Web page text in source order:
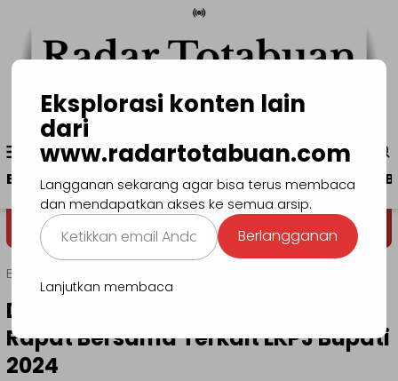
konten
Menu
Mobile
www.radartotabuan.com
Beranda Kotamobagu Bolmong Boltim
Dega' Niondon Selamat Datang di
Beranda
DPRD dan OPD Bolmong Gelar
Rapat Bersama Terkait LKPJ Bupati
2024
Eksplorasi konten lain
dari
www.radartotabuan.com
Langganan sekarang agar bisa terus membaca
dan mendapatkan akses ke semua arsip.
Ketikkan
email
Anda...
Berlangganan
Lanjutkan membaca